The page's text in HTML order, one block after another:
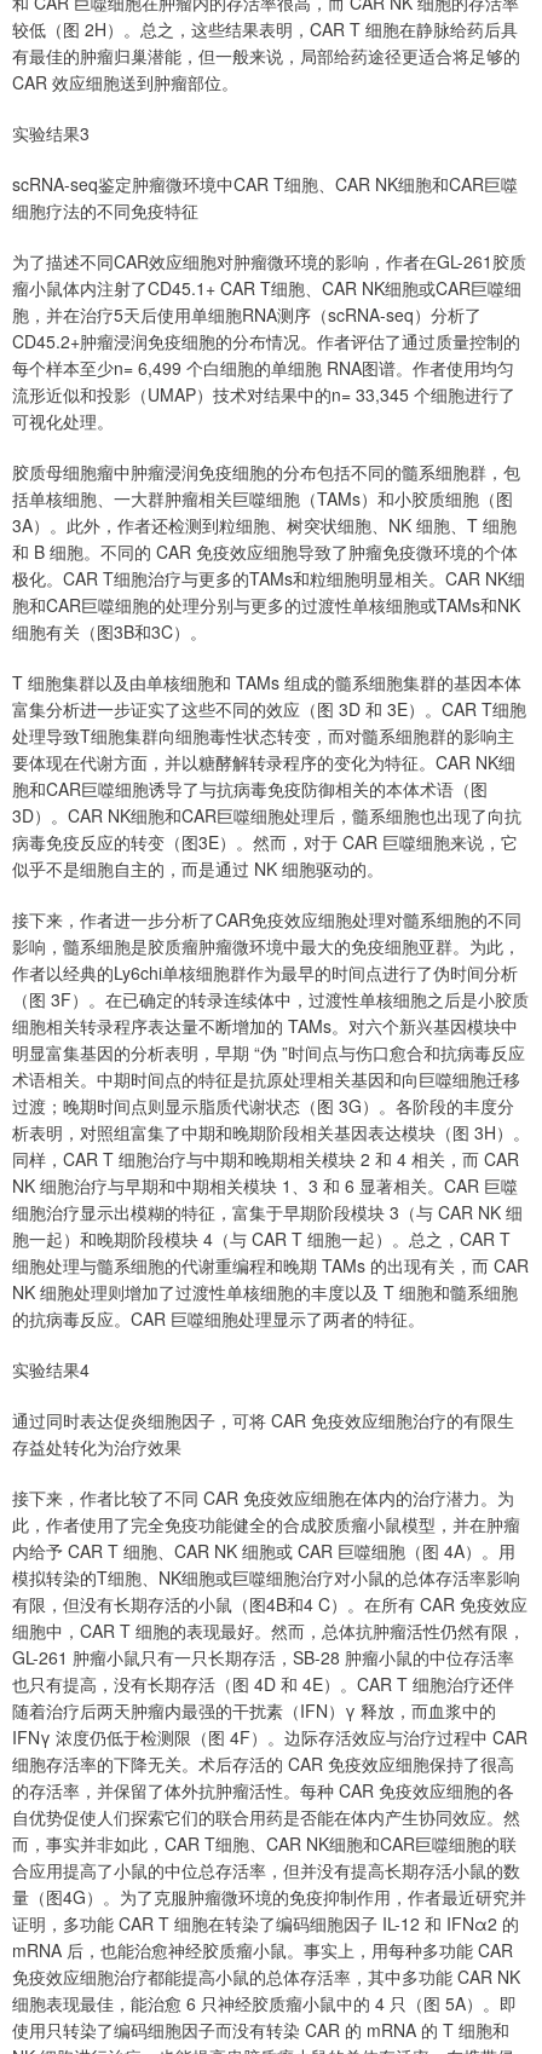
较低（图 2H）。总之，这些结果表明，CAR T 细胞在静脉给药后具
有最佳的肿瘤归巢潜能，但一般来说，局部给药途径更适合将足够的
CAR 效应细胞送到肿瘤部位。
实验结果3
scRNA-seq鉴定肿瘤微环境中CAR T细胞、CAR NK细胞和CAR巨噬
细胞疗法的不同免疫特征
为了描述不同CAR效应细胞对肿瘤微环境的影响，作者在GL-261胶质
瘤小鼠体内注射了CD45.1+ CAR T细胞、CAR NK细胞或CAR巨噬细
胞，并在治疗5天后使用单细胞RNA测序（scRNA-seq）分析了
CD45.2+肿瘤浸润免疫细胞的分布情况。作者评估了通过质量控制的
每个样本至少n= 6,499 个白细胞的单细胞 RNA图谱。作者使用均匀
流形近似和投影（UMAP）技术对结果中的n= 33,345 个细胞进行了
可视化处理。
胶质母细胞瘤中肿瘤浸润免疫细胞的分布包括不同的髓系细胞群，包
括单核细胞、一大群肿瘤相关巨噬细胞（TAMs）和小胶质细胞（图
3A）。此外，作者还检测到粒细胞、树突状细胞、NK 细胞、T 细胞
和 B 细胞。不同的 CAR 免疫效应细胞导致了肿瘤免疫微环境的个体
极化。CAR T细胞治疗与更多的TAMs和粒细胞明显相关。CAR NK细
胞和CAR巨噬细胞的处理分别与更多的过渡性单核细胞或TAMs和NK
细胞有关（图3B和3C）。
T 细胞集群以及由单核细胞和 TAMs 组成的髓系细胞集群的基因本体
富集分析进一步证实了这些不同的效应（图 3D 和 3E）。CAR T细胞
处理导致T细胞集群向细胞毒性状态转变，而对髓系细胞群的影响主
要体现在代谢方面，并以糖酵解转录程序的变化为特征。CAR NK细
胞和CAR巨噬细胞诱导了与抗病毒免疫防御相关的本体术语（图
3D）。CAR NK细胞和CAR巨噬细胞处理后，髓系细胞也出现了向抗
病毒免疫反应的转变（图3E）。然而，对于 CAR 巨噬细胞来说，它
似乎不是细胞自主的，而是通过 NK 细胞驱动的。
接下来，作者进一步分析了CAR免疫效应细胞处理对髓系细胞的不同
影响，髓系细胞是胶质瘤肿瘤微环境中最大的免疫细胞亚群。为此，
作者以经典的Ly6chi单核细胞群作为最早的时间点进行了伪时间分析
（图 3F）。在已确定的转录连续体中，过渡性单核细胞之后是小胶质
细胞相关转录程序表达量不断增加的 TAMs。对六个新兴基因模块中
明显富集基因的分析表明，早期 “伪 ”时间点与伤口愈合和抗病毒反应
术语相关。中期时间点的特征是抗原处理相关基因和向巨噬细胞迁移
过渡；晚期时间点则显示脂质代谢状态（图 3G）。各阶段的丰度分
析表明，对照组富集了中期和晚期阶段相关基因表达模块（图 3H）。
同样，CAR T 细胞治疗与中期和晚期相关模块 2 和 4 相关，而 CAR
NK 细胞治疗与早期和中期相关模块 1、3 和 6 显著相关。CAR 巨噬
细胞治疗显示出模糊的特征，富集于早期阶段模块 3（与 CAR NK 细
胞一起）和晚期阶段模块 4（与 CAR T 细胞一起）。总之，CAR T
细胞处理与髓系细胞的代谢重编程和晚期 TAMs 的出现有关，而 CAR
NK 细胞处理则增加了过渡性单核细胞的丰度以及 T 细胞和髓系细胞
的抗病毒反应。CAR 巨噬细胞处理显示了两者的特征。
实验结果4
通过同时表达促炎细胞因子，可将 CAR 免疫效应细胞治疗的有限生
存益处转化为治疗效果
接下来，作者比较了不同 CAR 免疫效应细胞在体内的治疗潜力。为
此，作者使用了完全免疫功能健全的合成胶质瘤小鼠模型，并在肿瘤
内给予 CAR T 细胞、CAR NK 细胞或 CAR 巨噬细胞（图 4A）。用
模拟转染的T细胞、NK细胞或巨噬细胞治疗对小鼠的总体存活率影响
有限，但没有长期存活的小鼠（图4B和4 C）。在所有 CAR 免疫效应
细胞中，CAR T 细胞的表现最好。然而，总体抗肿瘤活性仍然有限，
GL-261 肿瘤小鼠只有一只长期存活，SB-28 肿瘤小鼠的中位存活率
也只有提高，没有长期存活（图 4D 和 4E）。CAR T 细胞治疗还伴
随着治疗后两天肿瘤内最强的干扰素（IFN）γ 释放，而血浆中的
IFNγ 浓度仍低于检测限（图 4F）。边际存活效应与治疗过程中 CAR
细胞存活率的下降无关。术后存活的 CAR 免疫效应细胞保持了很高
的存活率，并保留了体外抗肿瘤活性。每种 CAR 免疫效应细胞的各
自优势促使人们探索它们的联合用药是否能在体内产生协同效应。然
而，事实并非如此，CAR T细胞、CAR NK细胞和CAR巨噬细胞的联
合应用提高了小鼠的中位总存活率，但并没有提高长期存活小鼠的数
量（图4G）。为了克服肿瘤微环境的免疫抑制作用，作者最近研究并
证明，多功能 CAR T 细胞在转染了编码细胞因子 IL-12 和 IFNα2 的
mRNA 后，也能治愈神经胶质瘤小鼠。事实上，用每种多功能 CAR
免疫效应细胞治疗都能提高小鼠的总体存活率，其中多功能 CAR NK
细胞表现最佳，能治愈 6 只神经胶质瘤小鼠中的 4 只（图 5A）。即
使用只转染了编码细胞因子而没有转染 CAR 的 mRNA 的 T 细胞和